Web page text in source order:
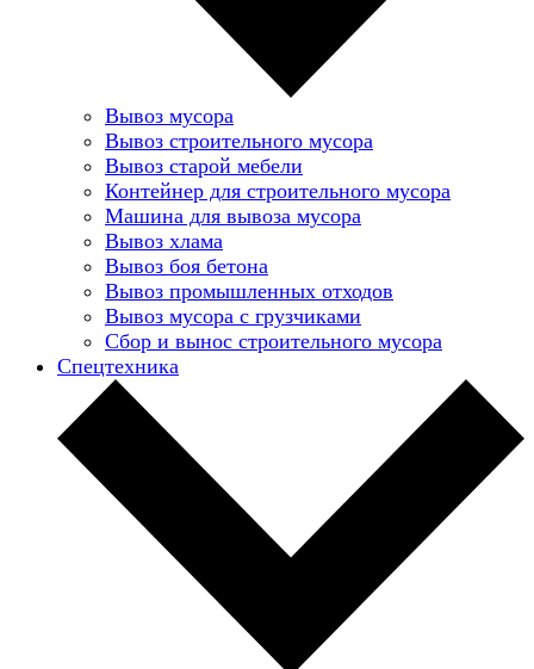
Вывоз мусора
Вывоз строительного мусора
Вывоз старой мебели
Контейнер для строительного мусора
Машина для вывоза мусора
Вывоз хлама
Вывоз боя бетона
Вывоз промышленных отходов
Вывоз мусора с грузчиками
Сбор и вынос строительного мусора
Спецтехника